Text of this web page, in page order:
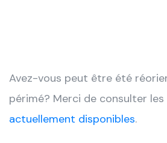
Avez-vous peut être été
périmé? Merci de consulter les
actuellement disponibles.